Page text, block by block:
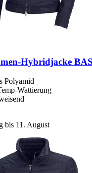
​Hybridjacke
Polyamid
Wattierung
bis 11. August